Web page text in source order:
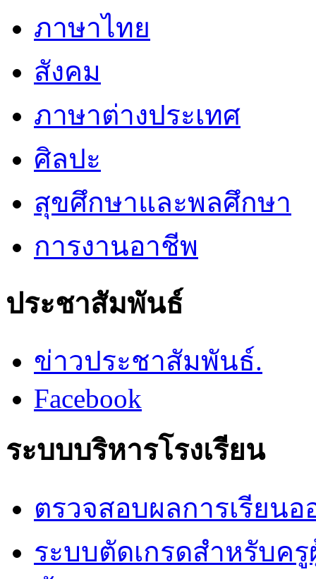
ภาษาไทย
สังคม
ภาษาต่างประเทศ
ศิลปะ
สุขศึกษาและพลศึกษา
การงานอาชีพ
ประชาสัมพันธ์
ข่าวประชาสัมพันธ์.
Facebook
ระบบบริหารโรงเรียน
ตรวจสอบผลการเรียน
ระบบตัดเกรดสำหรับค